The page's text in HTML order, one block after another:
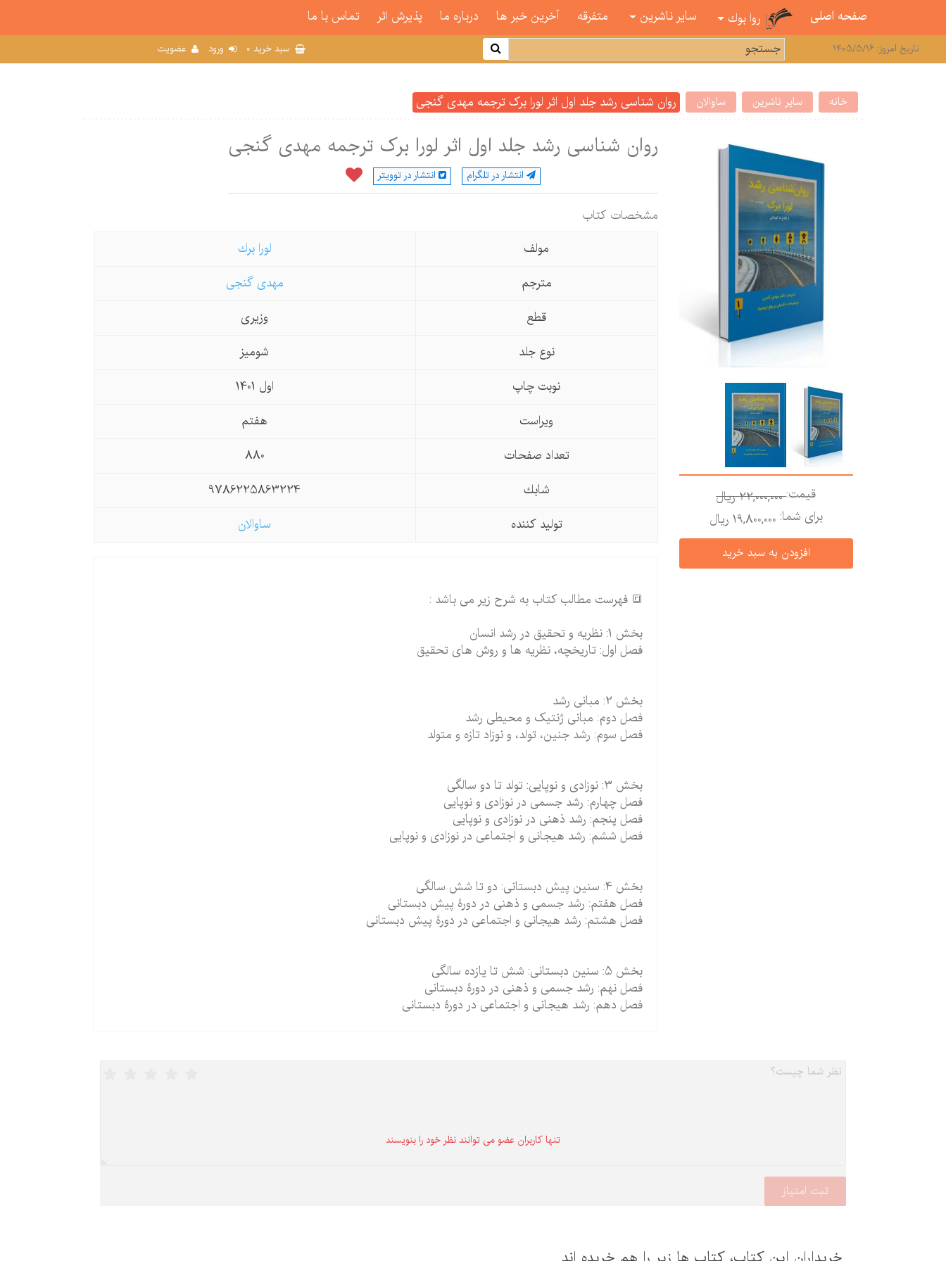
صفحه اصلی روا بوك سایر ناشرین متفرقه آخرین خبر ها درباره ما پذیرش اثر تماس با ما
تاریخ امروز: 1405/5/16 سبد خرید 0 ورود عضویت
خانه سایر ناشرین ساوالان روان شناسی رشد جلد اول اثر لورا برک ترجمه مهدی گنجی
قیمت:22,000,000 ريال
برای شما: 19,800,000 ريال
روان شناسی رشد جلد اول اثر لورا برک ترجمه مهدی گنجی
انتشار در تلگرام انتشار در توویتر
مشخصات كتاب
مولف
لورا برك
مترجم
مهدی گنجی
قطع
وزیری
نوع جلد
شومیز
نوبت چاپ
اول 1401
ویراست
هفتم
تعداد صفحات
880
شابك
9786225863224
تولید كننده
ساوالان
🔳 فهرست مطالب کتاب به شرح زیر می باشد :
بخش 1: نظریه و تحقیق در رشد انسان
فصل اول: تاریخچه، نظریه ها و روش های تحقیق
بخش 2: مبانی رشد
فصل دوم: مبانی ژنتیک و محیطی رشد
فصل سوم: رشد جنین، تولد، و نوزاد تازه و متولد
بخش 3: نوزادی و نوپایی: تولد تا دو سالگی
فصل چهارم: رشد جسمی در نوزادی و نوپایی
فصل پنجم: رشد ذهنی در نوزادی و نوپایی
فصل ششم: رشد هیجانی و اجتماعی در نوزادی و نوپایی
بخش 4: سنین پیش دبستانی: دو تا شش سالگی
فصل هفتم: رشد جسمی و ذهنی در دورۀ پیش دبستانی
فصل هشتم: رشد هیجانی و اجتماعی در دورۀ پیش دبستانی
بخش 5: سنین دبستانی: شش تا یازده سالگی‌‌
فصل نهم: رشد جسمی و ذهنی در دورۀ دبستانی
فصل دهم: رشد هیجانی و اجتماعی در دورۀ دبستانی
تنها كاربران عضو می توانند نظر خود را بنویسند